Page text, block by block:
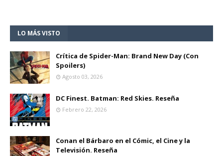
LO MÁS VISTO
Crítica de Spider-Man: Brand New Day (Con
Spoilers)
Agosto 03, 2026
DC Finest. Batman: Red Skies. Reseña
Febrero 22, 2026
Conan el Bárbaro en el Cómic, el Cine y la
Televisión. Reseña